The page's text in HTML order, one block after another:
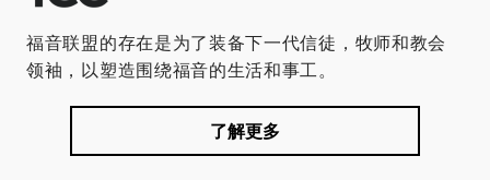
福音联盟的存在是为了装备下一代信徒，牧师和教会
领袖，以塑造围绕福音的生活和事工。
了解更多